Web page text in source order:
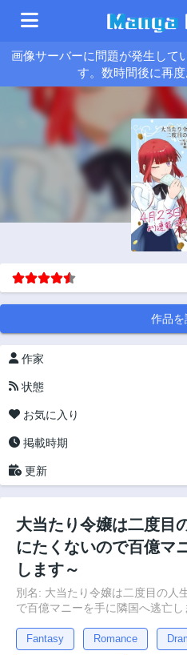
画像サーバーに問題が発生して
す。数時間後に再度
作品を
作家
状態
お気に入り
掲載時期
更新
大当たり令嬢は二度目
にたくないので百億マ
します～
別名: 大当たり令嬢は二度目の人
で百億マニーを手に隣国へ逃亡し
Fantasy Romance